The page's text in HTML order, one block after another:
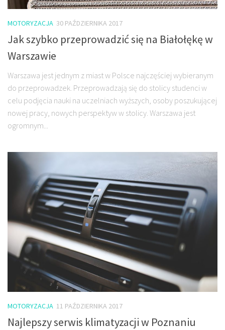
MOTORYZACJA 30 PAŹDZIERNIKA 2017
Jak szybko przeprowadzić się na Białołękę w
Warszawie
Warszawa jest jednym z miast w Polsce najczęściej wybieranym
do przeprowadzek. Przeprowadzają się do stolicy studenci w
celu podjęcia nauki na uczelniach wyższych, osoby poszukującej
nowej pracy, nowych perspektyw w stolicy. Warszawa jest
ogromnym...
MOTORYZACJA 11 PAŹDZIERNIKA 2017
Najlepszy serwis klimatyzacji w Poznaniu